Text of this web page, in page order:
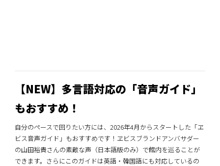
【NEW】多言語対応の「音声ガイド」
もおすすめ！
自分のペースで回りたい方には、2026年4月からスタートした「ヱ
ビス音声ガイド」もおすすめです！ヱビスブランドアンバサダー
の山田裕貴さんの素敵な声（日本語版のみ）で館内を巡ることが
できます。さらにこのガイドは英語・韓国語にも対応しているの